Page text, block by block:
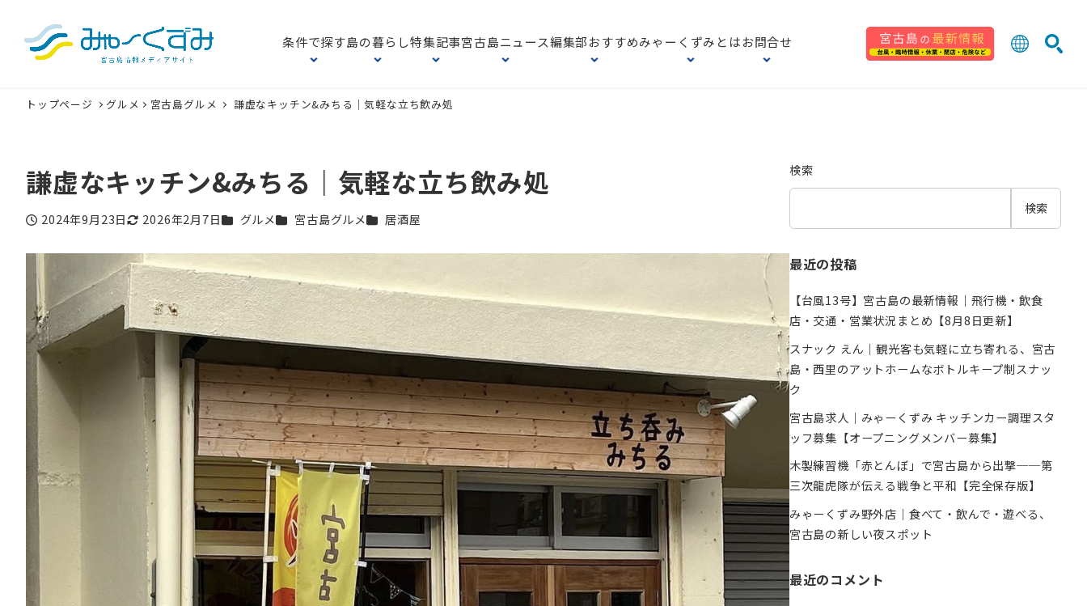
条件で探す島の暮らし特集記事宮古島ニュース編集部おすすめみゃーくずみとはお問合せ
トップページ グルメ 宮古島グルメ 謙虚なキッチン&みちる｜気軽な立ち飲み処
謙虚なキッチン&みちる｜気軽な立ち飲み処
投稿日
2024年9月23日
更新日
2026年2月7日カテゴリー
グルメカテゴリー
宮古島グルメカテゴリー
居酒屋
検索
検索
最近の投稿
【台風13号】宮古島の最新情報｜飛行機・飲食
店・交通・営業状況まとめ【8月8日更新】
スナック えん｜観光客も気軽に立ち寄れる、宮古
島・西里のアットホームなボトルキープ制スナッ
ク
宮古島求人｜みゃーくずみ キッチンカー調理スタ
ッフ募集【オープニングメンバー募集】
木製練習機「赤とんぼ」で宮古島から出撃──第
三次龍虎隊が伝える戦争と平和【完全保存版】
みゃーくずみ野外店｜食べて・飲んで・遊べる、
宮古島の新しい夜スポット
最近のコメント